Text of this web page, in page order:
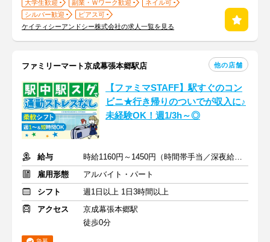
大学生歓迎 副業・Ｗワーク歓迎
ネイル可
シルバー歓迎
ピアス可
ケイティシーアンドシー株式会社の求人一覧を見る
ファミリーマート京成幕張本郷駅店 他の店舗
【ファミマSTAFF】駅すぐのコン
ビニ★行き帰りのついでが収入に♪
未経験OK！週1/3h～◎
給与
時給1160円～1450円（時間帯手当／深夜給含む）
雇用形態
アルバイト・パート
シフト
週1日以上 1日3時間以上
アクセス
京成幕張本郷駅
徒歩0分